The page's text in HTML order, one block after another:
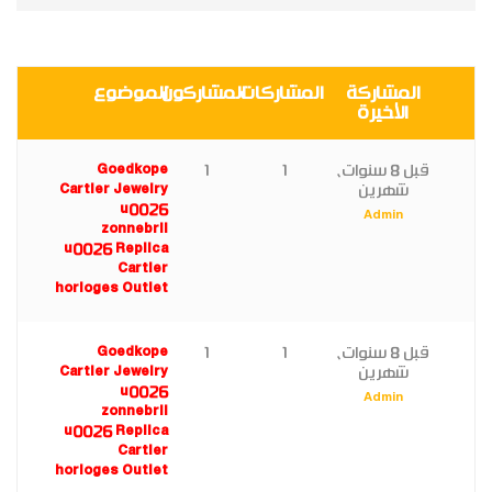
الموضوعالمشاركونالمشاركات
المشاركة
الأخيرة
Goedkope
Cartier Jewelry
u0026
zonnebril
u0026 Replica
Cartier
horloges Outlet
1 1
قبل 8 سنوات،
شهرين
Admin
Goedkope
Cartier Jewelry
u0026
zonnebril
u0026 Replica
Cartier
horloges Outlet
1 1
قبل 8 سنوات،
شهرين
Admin